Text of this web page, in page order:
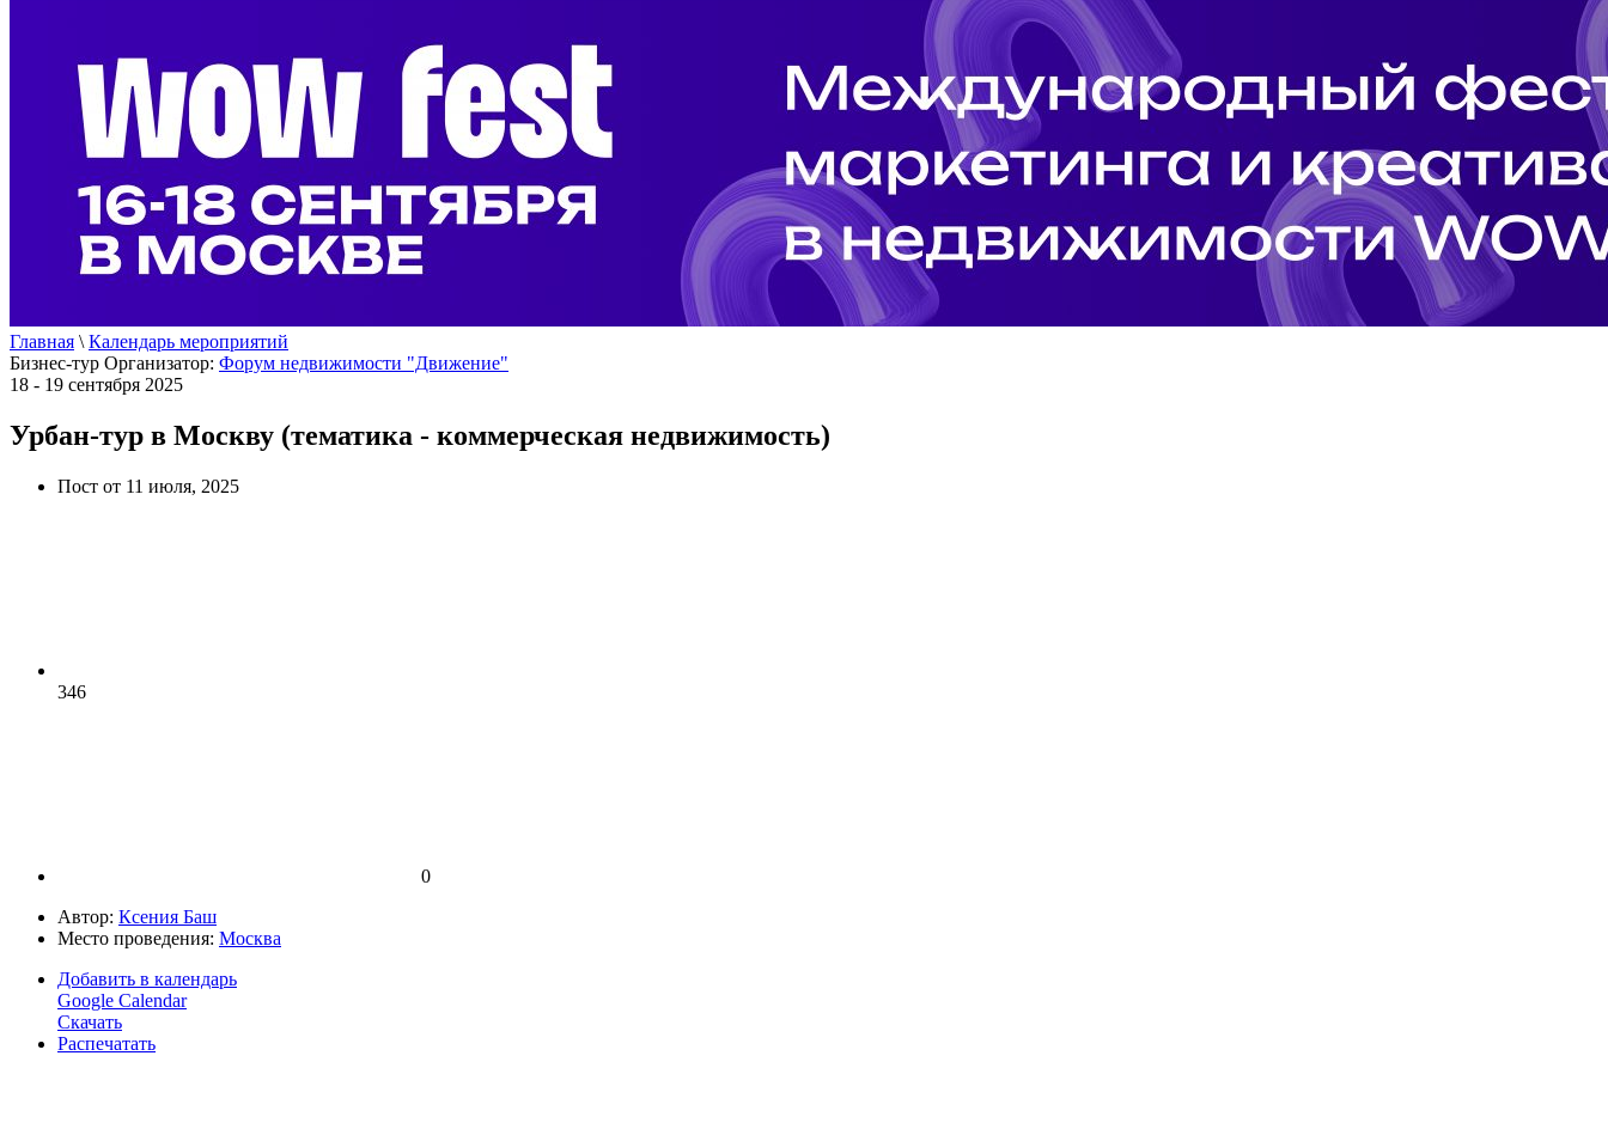
Главная \ Календарь мероприятий
Бизнес-тур Организатор: Форум недвижимости "Движение"
18 - 19 сентября 2025
Урбан-тур в Москву (тематика - коммерческая недвижимость)
Пост от 11 июля, 2025
346
0
Автор: Ксения Баш
Место проведения: Москва
Добавить в календарь
Google Calendar
Скачать
Распечатать